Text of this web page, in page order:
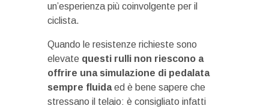
un’esperienza più coinvolgente per il
ciclista.
Quando le resistenze richieste sono
elevate questi rulli non riescono a
offrire una simulazione di pedalata
sempre fluidaed è bene sapere che
stressano il telaio: è consigliato infatti